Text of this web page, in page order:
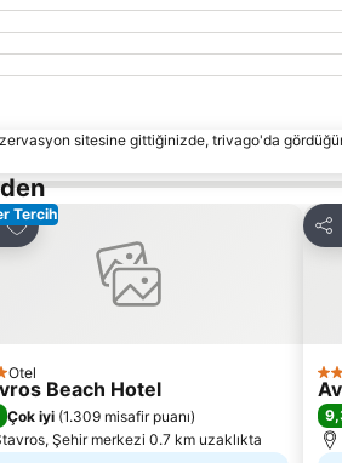
sitesine gittiğinizde, trivago'da
Tercih
Favorilerime ekle
Otel
Beach Hotel
Çok iyi (1.309 misafir puanı)
Şehir merkezi 0.7 km uzaklıkta
4